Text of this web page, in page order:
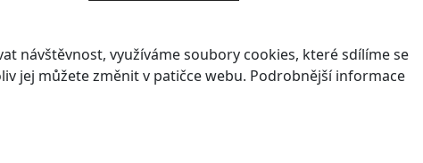
návštěvnost, využíváme soubory cookies, které sdílíme se
jej můžete změnit v patičce webu. Podrobnější informace